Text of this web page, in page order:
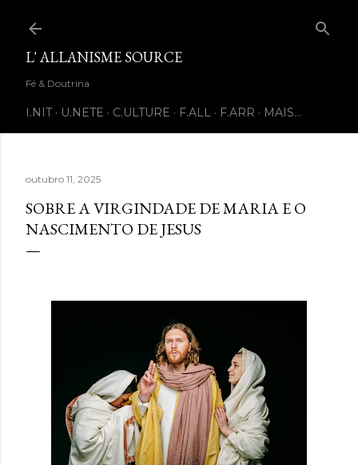
L' ALLANISME SOURCE
Fé & Doutrina
I.NIT U.NETE C.ULTURE F.ALL F.ARR MAIS…
outubro 11, 2025
SOBRE A VIRGINDADE DE MARIA E O
NASCIMENTO DE JESUS